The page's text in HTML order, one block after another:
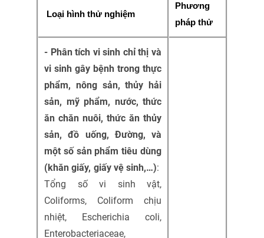
Loại hình thử nghiệm
Phương
pháp thử
- Phân tích vi sinh chỉ thị và
vi sinh gây bệnh trong thực
phẩm, nông sản, thủy hải
sản, mỹ phẩm, nước, thức
ăn chăn nuôi, thức ăn thủy
sản, đồ uống, Đường, và
một số sản phẩm tiêu dùng
(khăn giấy, giấy vệ sinh,…):
Tổng số vi sinh vật,
Coliforms, Coliform chịu
nhiệt, Escherichia coli,
Enterobacteriaceae,